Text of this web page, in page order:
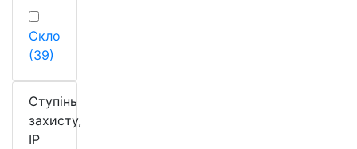
Скло
(39)
Ступінь
захисту,
IP